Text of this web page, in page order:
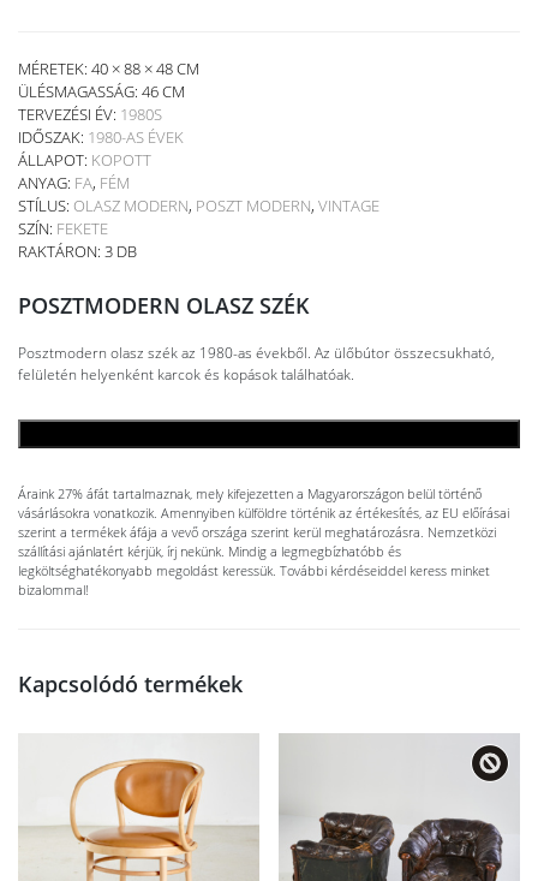
MÉRETEK: 40 × 88 × 48 CM
ÜLÉSMAGASSÁG: 46 CM
TERVEZÉSI ÉV: 1980S
IDŐSZAK: 1980-AS ÉVEK
ÁLLAPOT: KOPOTT
ANYAG: FA, FÉM
STÍLUS: OLASZ MODERN, POSZT MODERN, VINTAGE
SZÍN: FEKETE
RAKTÁRON: 3 DB
POSZTMODERN OLASZ SZÉK
Posztmodern olasz szék az 1980-as évekből. Az ülőbútor összecsukható,
felületén helyenként karcok és kopások találhatóak.
Áraink 27% áfát tartalmaznak, mely kifejezetten a Magyarországon belül történő
vásárlásokra vonatkozik. Amennyiben külföldre történik az értékesítés, az EU előírásai
szerint a termékek áfája a vevő országa szerint kerül meghatározásra. Nemzetközi
szállítási ajánlatért kérjük, írj nekünk. Mindig a legmegbízhatóbb és
legköltséghatékonyabb megoldást keressük. További kérdéseiddel keress minket
bizalommal!
Kapcsolódó termékek